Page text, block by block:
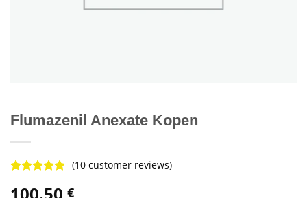
Flumazenil Anexate Kopen
out of 5
(10 customer reviews)
€